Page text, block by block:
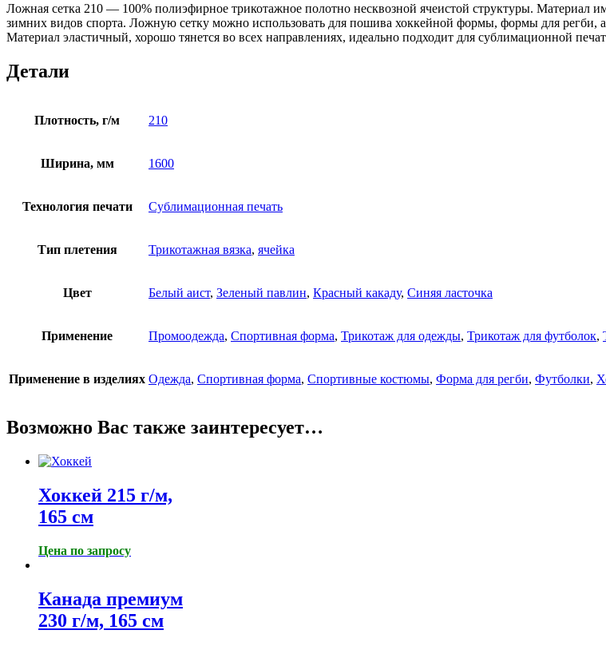
Ложная сетка 210 — 100% полиэфирное трикотажное полотно несквозной ячеистой структуры. Материал
зимних видов спорта. Ложную сетку можно использовать для пошива хоккейной формы, формы для регби,
Материал эластичный, хорошо тянется во всех направлениях, идеально подходит для сублимационной
Детали
Плотность, г/м 210
Ширина, мм 1600
Технология печати Сублимационная печать
Тип плетения Трикотажная вязка, ячейка
Цвет Белый аист, Зеленый павлин, Красный какаду, Синяя ласточка
Применение Промоодежда, Спортивная форма, Трикотаж для одежды, Трикотаж для футболок,
Применение в изделиях Одежда, Спортивная форма, Спортивные костюмы, Форма для регби, Футболки,
Возможно Вас также заинтересует…
Хоккей 215 г/м,
165 см
Цена по запросу
Канада премиум
230 г/м, 165 см